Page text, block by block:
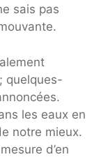
sais pas
quelques-
les eaux en
notre mieux.
d’en